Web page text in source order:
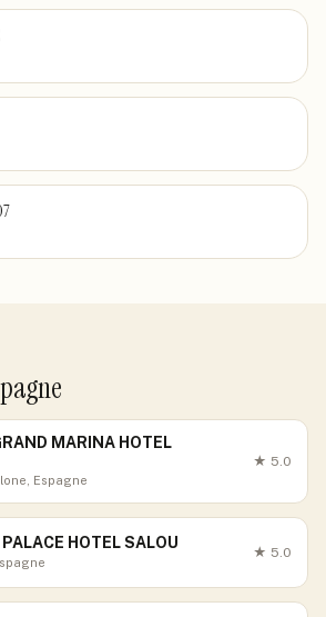
MARINA HOTEL
Espagne
★ 5.0
HOTEL SALOU
★ 5.0